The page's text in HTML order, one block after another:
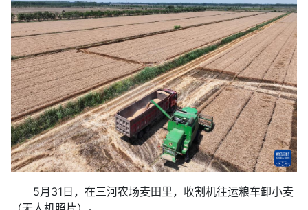
5月31日，在三河农场麦田里，收割机往运粮车卸小麦